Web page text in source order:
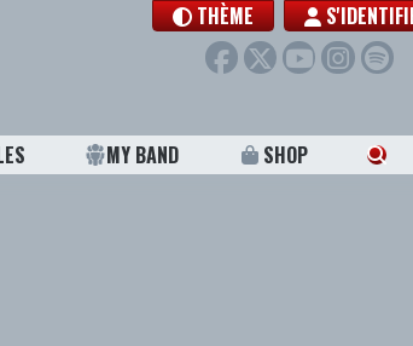
THÈME
MY BAND SHOP